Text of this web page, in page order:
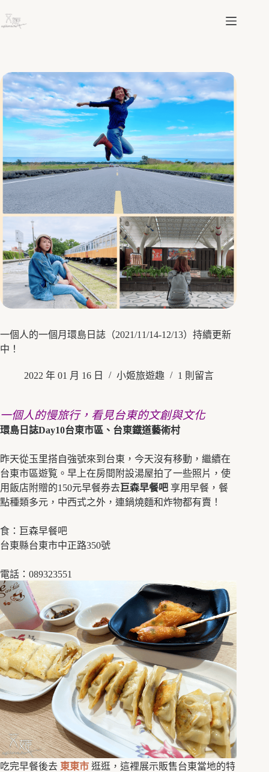
至
容
一個人的一個月環島日誌（2021/11/14-12/13）持續更新
中！
2022 年 01 月 16 日 小姬旅遊趣 1 則留言
一個人的慢旅行，看見台東的文創與文化
環島日誌Day10台東市區、台東鐡道藝術村
昨天從玉里搭自強號來到台東，今天沒有移動，繼續在
台東市區遊覧。早上在房間附設湯屋拍了一些照片，使
用飯店附贈的150元早餐券去巨森早餐吧 享用早餐，餐
點種類多元，中西式之外，連鍋燒麵和炸物都有賣！
食：巨森早餐吧
台東縣台東市中正路350號
電話：089323551
吃完早餐後去 東東市 逛逛，這裡展示販售台東當地的特